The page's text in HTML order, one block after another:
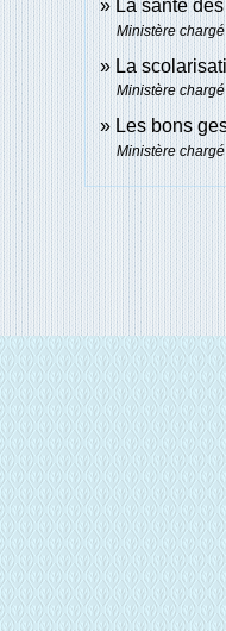
La santé
Ministère
La
Ministère
Les bons
Ministère